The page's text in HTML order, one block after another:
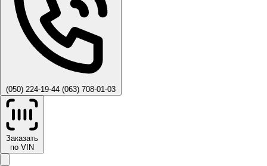
(050) 224-19-44 (063) 708-01-03
Заказать
по VIN